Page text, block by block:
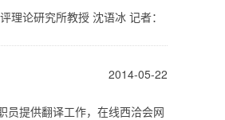
论研究所教授 沈语冰 记者：
2014-05-22
员提供翻译工作，在线西洽会网